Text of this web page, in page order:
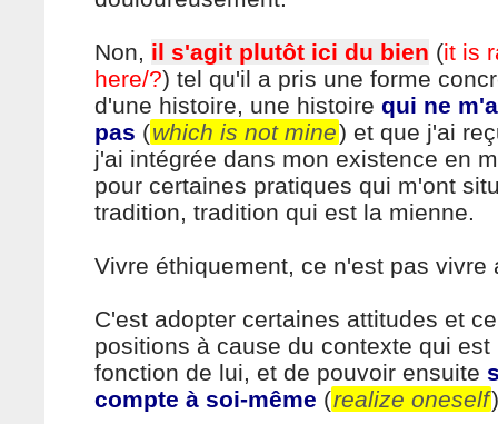
Non, il s'agit plutôt ici du bien (it is
here/?) tel qu'il a pris une forme
d'une histoire, une histoire qui ne
pas (which is not mine) et que j'ai
j'ai intégrée dans mon existence en
pour certaines pratiques qui m'ont
tradition, tradition qui est la mienne.
Vivre éthiquement, ce n'est pas vivre
C'est adopter certaines attitudes et
positions à cause du contexte qui est
fonction de lui, et de pouvoir ensuite
compte à soi-même (realize oneself